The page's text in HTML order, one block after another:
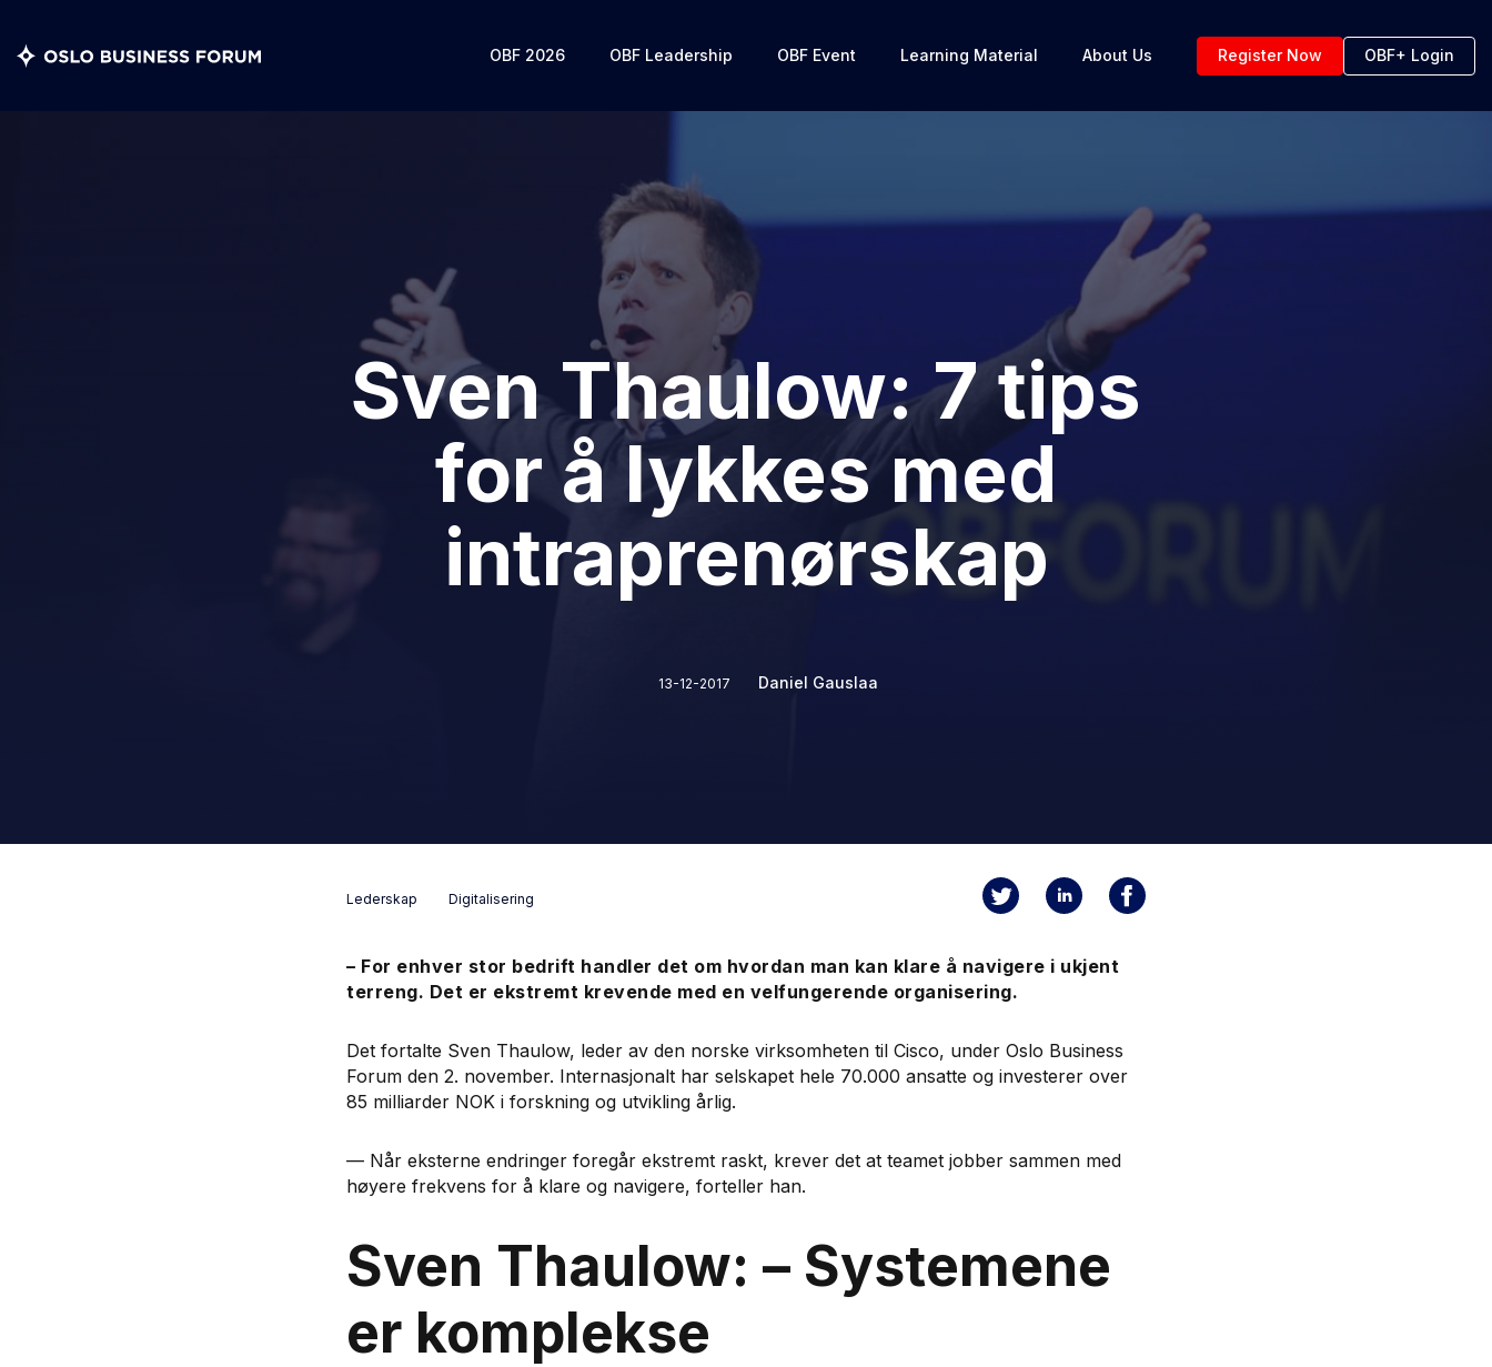
OBF 2026 OBF Leadership OBF Event Learning Material About Us Register Now OBF+ Login
Sven Thaulow: 7 tips
for å lykkes med
intraprenørskap
13-12-2017 Daniel Gauslaa
Lederskap Digitalisering
– For enhver stor bedrift handler det om hvordan man kan klare å navigere i ukjent
terreng. Det er ekstremt krevende med en velfungerende organisering.
Det fortalte Sven Thaulow, leder av den norske virksomheten til Cisco, under Oslo Business
Forum den 2. november. Internasjonalt har selskapet hele 70.000 ansatte og investerer over
85 milliarder NOK i forskning og utvikling årlig.
— Når eksterne endringer foregår ekstremt raskt, krever det at teamet jobber sammen med
høyere frekvens for å klare og navigere, forteller han.
Sven Thaulow: – Systemene
er komplekse